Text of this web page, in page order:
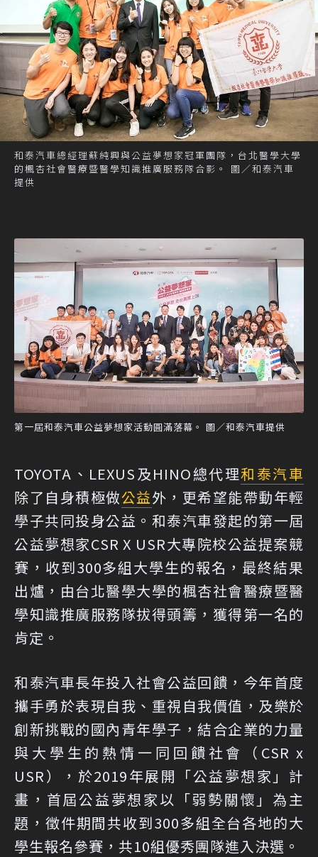
和泰汽車總經理蘇純興與公益夢想家冠軍團隊，台北醫學大學
的楓杏社會醫療暨醫學知識推廣服務隊合影。 圖／和泰汽車
提供
第一屆和泰汽車公益夢想家活動圓滿落幕。 圖／和泰汽車提供
TOYOTA、LEXUS及HINO總代理和泰汽車
除了自身積極做公益外，更希望能帶動年輕
學子共同投身公益。和泰汽車發起的第一屆
公益夢想家CSR X USR大專院校公益提案競
賽，收到300多組大學生的報名，最終結果
出爐，由台北醫學大學的楓杏社會醫療暨醫
學知識推廣服務隊拔得頭籌，獲得第一名的
肯定。
和泰汽車長年投入社會公益回饋，今年首度
攜手勇於表現自我、重視自我價值，及樂於
創新挑戰的國內青年學子，結合企業的力量
與大學生的熱情一同回饋社會（CSR x
USR），於2019年展開「公益夢想家」計
畫，首屆公益夢想家以「弱勢關懷」為主
題，徵件期間共收到300多組全台各地的大
學生報名參賽，共10組優秀團隊進入決選。